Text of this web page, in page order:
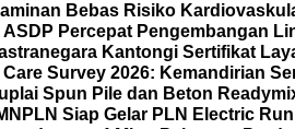
Bebas Risiko
Percepat Pengembangan
Kantongi Sertifikat
Care Survey 2026: Kemandirian
Spun Pile dan Beton
PLN Siap Gelar PLN Electric